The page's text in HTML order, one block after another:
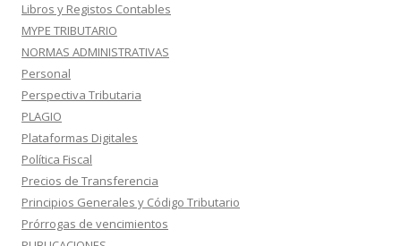
Libros y Registos Contables
MYPE TRIBUTARIO
NORMAS ADMINISTRATIVAS
Personal
Perspectiva Tributaria
PLAGIO
Plataformas Digitales
Política Fiscal
Precios de Transferencia
Principios Generales y Código Tributario
Prórrogas de vencimientos